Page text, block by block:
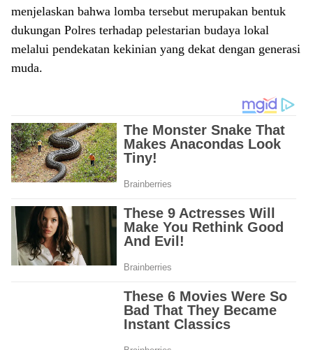
menjelaskan bahwa lomba tersebut merupakan bentuk
dukungan Polres terhadap pelestarian budaya lokal
melalui pendekatan kekinian yang dekat dengan generasi
muda.